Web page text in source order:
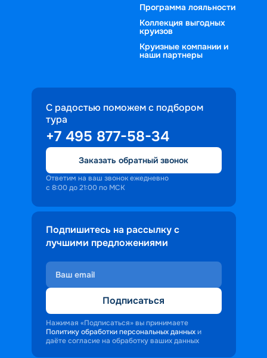
Программа лояльности
Коллекция выгодных
круизов
Круизные компании и
наши партнеры
С радостью поможем с подбором
тура
+7 495 877-58-34
Заказать обратный звонок
Ответим на ваш звонок ежедневно
с 8:00 до 21:00 по МСК
Подпишитесь на рассылку с
лучшими предложениями
Подписаться
Нажимая «Подписаться» вы принимаете
Политику обработки персональных данных и
даёте согласие на обработку ваших данных